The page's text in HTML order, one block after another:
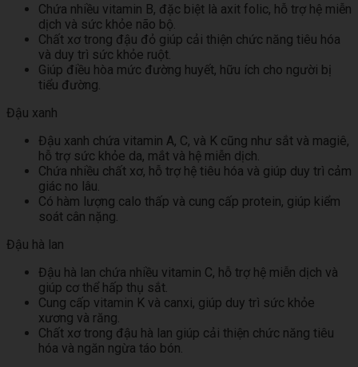
Chứa nhiều vitamin B, đặc biệt là axit folic, hỗ trợ hệ miễn
dịch và sức khỏe não bộ.
Chất xơ trong đậu đỏ giúp cải thiện chức năng tiêu hóa
và duy trì sức khỏe ruột.
Giúp điều hòa mức đường huyết, hữu ích cho người bị
tiểu đường.
Đậu xanh
Đậu xanh chứa vitamin A, C, và K cũng như sắt và magiê,
hỗ trợ sức khỏe da, mắt và hệ miễn dịch.
Chứa nhiều chất xơ, hỗ trợ hệ tiêu hóa và giúp duy trì cảm
giác no lâu.
Có hàm lượng calo thấp và cung cấp protein, giúp kiểm
soát cân nặng.
Đậu hà lan
Đậu hà lan chứa nhiều vitamin C, hỗ trợ hệ miễn dịch và
giúp cơ thể hấp thụ sắt.
Cung cấp vitamin K và canxi, giúp duy trì sức khỏe
xương và răng.
Chất xơ trong đậu hà lan giúp cải thiện chức năng tiêu
hóa và ngăn ngừa táo bón.